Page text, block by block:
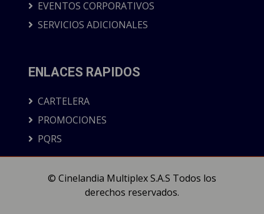
EVENTOS CORPORATIVOS
SERVICIOS ADICIONALES
ENLACES RAPIDOS
CARTELERA
PROMOCIONES
PQRS
© Cinelandia Multiplex S.A.S Todos los
derechos reservados.